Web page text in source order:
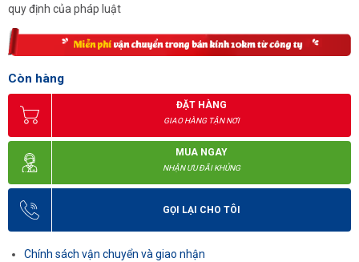
quy định của pháp luật
Còn hàng
ĐẶT HÀNG
GIAO HÀNG TẬN NƠI
MUA NGAY
NHẬN ƯU ĐÃI KHỦNG
GỌI LẠI CHO TÔI
Chính sách vận chuyển và giao nhận